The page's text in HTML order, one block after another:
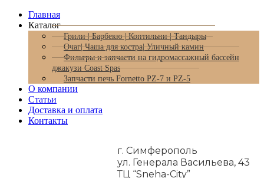
Главная
Каталог
Грили | Барбекю | Коптильни | Тандыры
Очаг| Чаша для костра| Уличный камин
Фильтры и запчасти на гидромассажный бассейн
джакузи Coast Spas
Запчасти печь Fornetto PZ-7 и PZ-5
О компании
Статьи
Доставка и оплата
Контакты
г. Симферополь
ул. Генерала Васильева, 43
ТЦ “Sneha-City”